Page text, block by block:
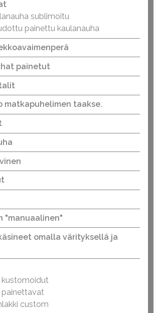
sublimoitu
painettu kaulanauha
painetut
matkapuhelimen taakse.
"manuaalinen"
omalla värityksellä ja
kustomoidut
painettavat
custom